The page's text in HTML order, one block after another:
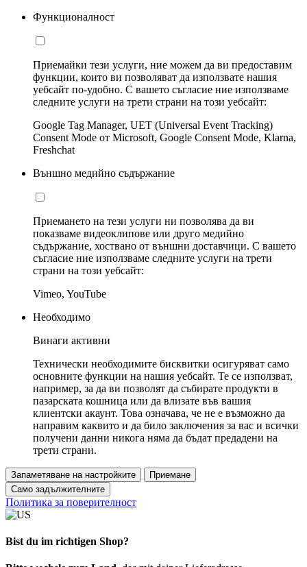
Функционалност
Приемайки тези услуги, ние можем да ви предоставим
функции, които ви позволяват да използвате нашия
уебсайт по-удобно. С вашето съгласие ние използваме
следните услуги на трети страни на този уебсайт:
Google Tag Manager, UET (Universal Event Tracking)
Consent Mode от Microsoft, Google Consent Mode, Klarna,
Freshchat
Външно медийно съдържание
Приемането на тези услуги ни позволява да ви
показваме видеоклипове или друго медийно
съдържание, хоствано от външни доставчици. С вашето
съгласие ние използваме следните услуги на трети
страни на този уебсайт:
Vimeo, YouTube
Необходимо
Винаги активни
Технически необходимите бисквитки осигуряват само
основните функции на нашия уебсайт. Те се използват,
например, за да ви позволят да събирате продукти в
пазарската кошница или да влизате във вашия
клиентски акаунт. Това означава, че не е възможно да
направим каквито и да било заключения за вас и всички
получени данни никога няма да бъдат предадени на
трети страни.
Запаметяване на настройките
Приемане
Само задължителните
Политика за поверителност
Bist du im richtigen Shop?